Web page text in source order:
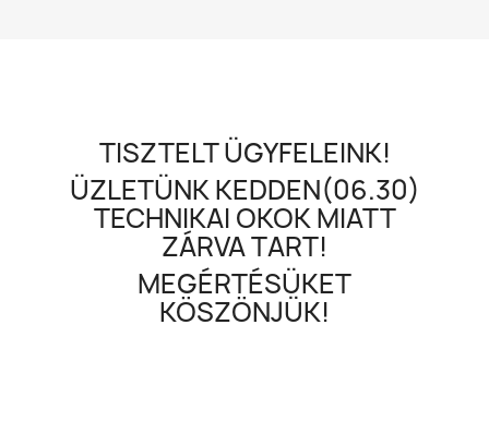
TISZTELT ÜGYFELEINK!
ÜZLETÜNK KEDDEN(06.30)
TECHNIKAI OKOK MIATT
ZÁRVA TART!
MEGÉRTÉSÜKET
KÖSZÖNJÜK!